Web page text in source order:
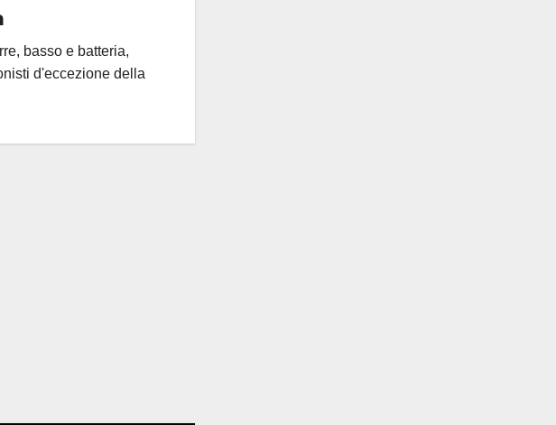
basso e batteria,
d'eccezione della